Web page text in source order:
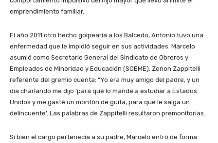
emprendimiento familiar.
El año 2011 otro hecho golpearía a los Balcedo, Antonio tuvo una
enfermedad que le impidió seguir en sus actividades. Marcelo
asumió como Secretario General del Sindicato de Obreros y
Empleados de Minoridad y Educación (SOEME). Zenon Zappitelli
referente del gremio cuenta: “Yo era muy amigo del padre, y un
día charlando me dijo ‘para qué lo mandé a estudiar a Estados
Unidos y me gasté un montón de guita, para que le salga un
delincuente’. Las palabras de Zappitelli resultaron premonitorias.
Si bien el cargo pertenecía a su padre, Marcelo entró de forma